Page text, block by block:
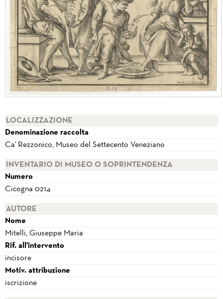
LOCALIZZAZIONE
Denominazione raccolta
Ca' Rezzonico, Museo del Settecento Veneziano
INVENTARIO DI MUSEO O SOPRINTENDENZA
Numero
Cicogna 0214
AUTORE
Nome
Mitelli, Giuseppe Maria
Rif. all'intervento
incisore
Motiv. attribuzione
iscrizione